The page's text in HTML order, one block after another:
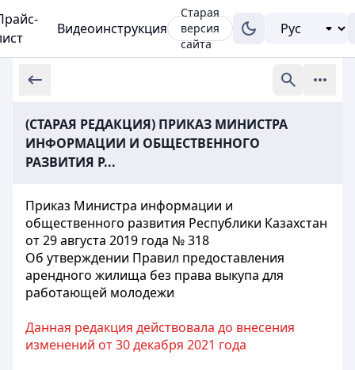
Видеоинструкция
Старая
версия
сайта
(СТАРАЯ РЕДАКЦИЯ) ПРИКАЗ МИНИСТРА
ИНФОРМАЦИИ И ОБЩЕСТВЕННОГО
РАЗВИТИЯ Р...
Приказ Министра информации и
общественного развития Республики Казахстан
от 29 августа 2019 года № 318
Об утверждении Правил предоставления
арендного жилища без права выкупа для
работающей молодежи
Данная редакция действовала до внесения
изменений от 30 декабря 2021 года